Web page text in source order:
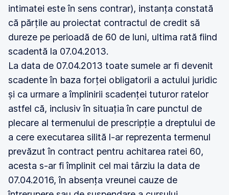
intimatei este în sens contrar), instanța constată
că părțile au proiectat contractul de credit să
dureze pe perioadă de 60 de luni, ultima rată fiind
scadentă la 07.04.2013.
La data de 07.04.2013 toate sumele ar fi devenit
scadente în baza forței obligatorii a actului juridic
și ca urmare a împlinirii scadenței tuturor ratelor
astfel că, inclusiv în situația în care punctul de
plecare al termenului de prescripție a dreptului de
a cere executarea silită l-ar reprezenta termenul
prevăzut în contract pentru achitarea ratei 60,
acesta s-ar fi împlinit cel mai târziu la data de
07.04.2016, în absența vreunei cauze de